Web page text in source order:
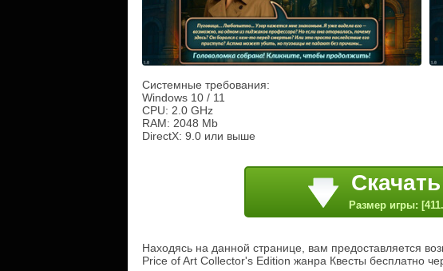
Системные требования:
Windows 10 / 11
CPU: 2.0 GHz
RAM: 2048 Mb
DirectX: 9.0 или выше
Размер игры:
Находясь на данной странице, вам предоставляется
Price of Art Collector's Edition жанра Квесты бесплатно